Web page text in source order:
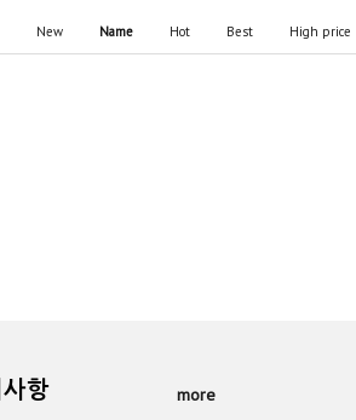
New Name Hot Best High price
지사항
more